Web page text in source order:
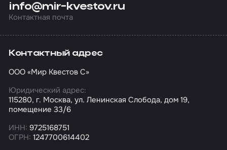
info@mir-kvestov.ru
Контактная почта
Контактный адрес
ООО «Мир Квестов С»
Юридический адрес:
115280, г. Москва, ул. Ленинская Слобода, дом 19,
помещение 33/6
ИНН: 9725168751
ОГРН: 1247700614402